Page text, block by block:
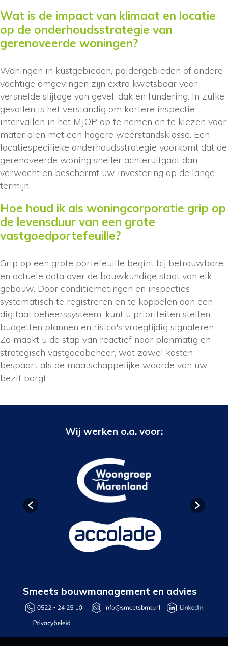
Wat is de impact van klimaat en locatie
op de onderhoudsstrategie van
gerenoveerde woningen?
Woningen in kustgebieden, poldergebieden of andere
vochtige omgevingen zijn extra kwetsbaar voor
versnelde slijtage van gevel, dak en fundering. In zulke
gevallen is het verstandig om kortere inspectie-
intervallen in het MJOP op te nemen en te kiezen voor
materialen met een hogere weerstandsklasse. Een
locatiespecifieke onderhoudsstrategie voorkomt dat de
gerenoveerde woning sneller achteruitgaat dan
verwacht en beschermt uw investering op de lange
termijn.
Hoe houd ik als woningcorporatie grip op
de levensduur van een grote
vastgoedportefeuille?
Grip op een grote portefeuille begint bij betrouwbare
en actuele data over de bouwkundige staat van elk
gebouw. Door conditiemetingen en inspecties
systematisch te registreren en te koppelen aan een
digitaal beheerssysteem, kunt u prioriteiten stellen,
budgetten plannen en risico's vroegtijdig signaleren.
Zo maakt u de stap van reactief naar planmatig en
strategisch vastgoedbeheer, wat zowel kosten
bespaart als de maatschappelijke waarde van uw
bezit borgt.
Wij werken o.a. voor:
Smeets bouwmanagement en advies